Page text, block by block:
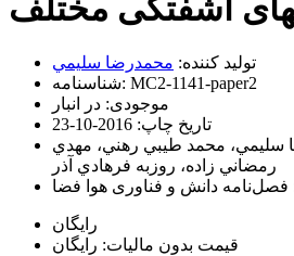
آشفتگی مختلف
تولید کننده: محمدرضا سليمي
شناسنامه: MC2-1141-paper2
موجودی: در انبار
تاریخ چاپ: 2016-10-23
سليمي، محمد طيبي رهني، مهدي
رمضاني زاده، روزبه فرهادي آذر
فصل‌نامه دانش و فناوری هوا فضا
رایگان
قیمت بدون مالیات: رایگان